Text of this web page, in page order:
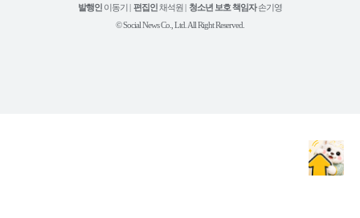
튜
발행인 이동기 | 편집인채석원 | 청소년 보호 책임자손기영
© Social News Co., Ltd. All Right Reserved.